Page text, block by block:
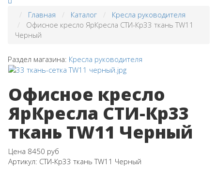
Главная Каталог
Кресла руководителя
Офисное кресло ЯрКресла СТИ-Кр33 ткань TW11
Черный
Раздел магазина: Кресла руководителя
Офисное кресло
ЯрКресла СТИ-Кр33
ткань TW11 Черный
Цена 8450 руб
Артикул: СТИ-Кр33 ткань TW11 Черный